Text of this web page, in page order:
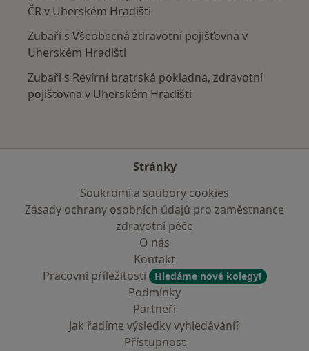
ČR v Uherském Hradišti
Zubaři s Všeobecná zdravotní pojišťovna v
Uherském Hradišti
Zubaři s Revírní bratrská pokladna, zdravotní
pojišťovna v Uherském Hradišti
Stránky
Soukromí a soubory cookies
Zásady ochrany osobních údajů pro zaměstnance
zdravotní péče
O nás
Kontakt
Pracovní příležitosti
Hledáme nové kolegy!
Podmínky
Partneři
Jak řadíme výsledky vyhledávání?
Přístupnost